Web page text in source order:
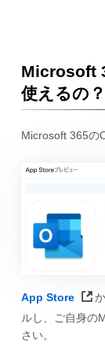
Microsoft
使えるの？
Microsoft 365の
App Store
ルし、ご自身の
さい。